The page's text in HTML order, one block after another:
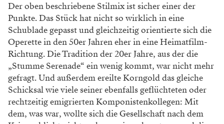
Der oben beschriebene Stilmix ist sicher einer der
Punkte. Das Stück hat nicht so wirklich in eine
Schublade gepasst und gleichzeitig orientierte sich die
Operette in den 50er Jahren eher in eine Heimatfilm-
Richtung. Die Tradition der 20er Jahre, aus der die
„Stumme Serenade“ ein wenig kommt, war nicht mehr
gefragt. Und außerdem ereilte Korngold das gleiche
Schicksal wie viele seiner ebenfalls geflüchteten oder
rechtzeitig emigrierten Komponistenkollegen: Mit
dem, was war, wollte sich die Gesellschaft nach dem